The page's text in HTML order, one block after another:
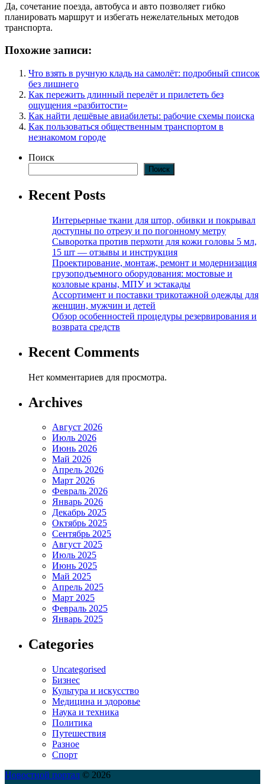
Да, сочетание поезда, автобуса и авто позволяет гибко
планировать маршрут и избегать нежелательных методов
транспорта.
Похожие записи:
Что взять в ручную кладь на самолёт: подробный список
без лишнего
Как пережить длинный перелёт и прилететь без
ощущения «разбитости»
Как найти дешёвые авиабилеты: рабочие схемы поиска
Как пользоваться общественным транспортом в
незнакомом городе
Поиск
Поиск
Recent Posts
Интерьерные ткани для штор, обивки и покрывал
доступны по отрезу и по погонному метру
Сыворотка против перхоти для кожи головы 5 мл,
15 шт — отзывы и инструкция
Проектирование, монтаж, ремонт и модернизация
грузоподъемного оборудования: мостовые и
козловые краны, МПУ и эстакады
Ассортимент и поставки трикотажной одежды для
женщин, мужчин и детей
Обзор особенностей процедуры резервирования и
возврата средств
Recent Comments
Нет комментариев для просмотра.
Archives
Август 2026
Июль 2026
Июнь 2026
Май 2026
Апрель 2026
Март 2026
Февраль 2026
Январь 2026
Декабрь 2025
Октябрь 2025
Сентябрь 2025
Август 2025
Июль 2025
Июнь 2025
Май 2025
Апрель 2025
Март 2025
Февраль 2025
Январь 2025
Categories
Uncategorised
Бизнес
Культура и искусство
Медицина и здоровье
Наука и техника
Политика
Путешествия
Разное
Спорт
Новостной портал © 2026